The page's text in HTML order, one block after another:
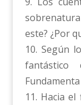
este? ¿Por
10. Según
11. Hacia